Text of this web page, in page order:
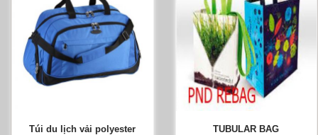
Túi du lịch vải polyester TUBULAR BAG